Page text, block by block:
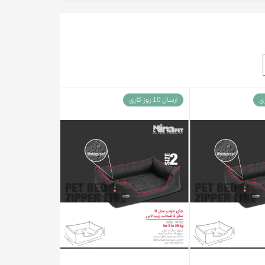
ارسال 10 روز کاری